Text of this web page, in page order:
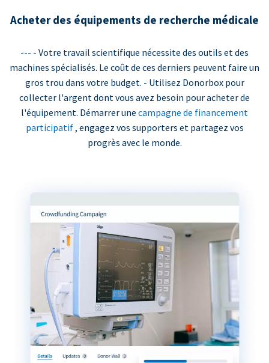
Acheter des équipements de recherche médicale
--- - Votre travail scientifique nécessite des outils et des
machines spécialisés. Le coût de ces derniers peuvent faire un
gros trou dans votre budget. - Utilisez Donorbox pour
collecter l'argent dont vous avez besoin pour acheter de
l'équipement. Démarrer une campagne de financement
participatif, engagez vos supporters et partagez vos
progrès avec le monde.